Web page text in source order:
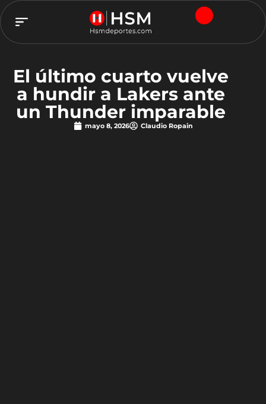
El último cuarto vuelve
a hundir a Lakers ante
un Thunder imparable
mayo 8, 2026 Claudio Ropain